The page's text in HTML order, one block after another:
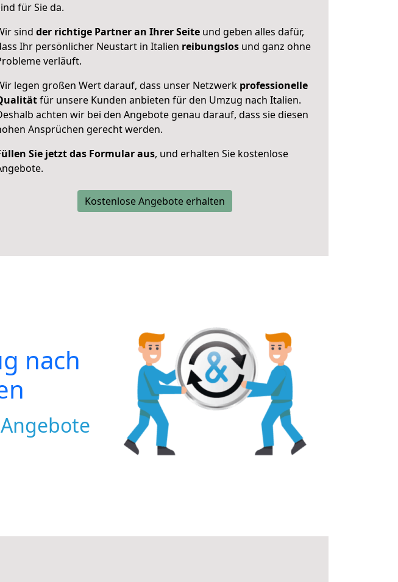
für Sie da.
sind der richtige Partner an Ihrer Seite und geben alles dafür,
Ihr persönlicher Neustart in Italien reibungslos und ganz ohne
verläuft.
legen großen Wert darauf, dass unser Netzwerk professionelle
für unsere Kunden anbieten für den Umzug nach Italien.
achten wir bei den Angebote genau darauf, dass sie diesen
Ansprüchen gerecht werden.
Sie jetzt das Formular aus, und erhalten Sie kostenlose
Kostenlose Angebote erhalten
nach